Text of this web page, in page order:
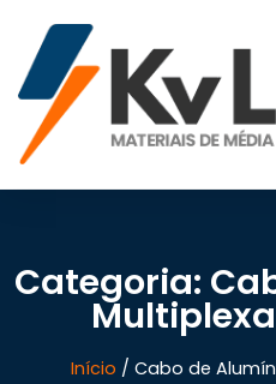
Categoria:
Início / Cabo de